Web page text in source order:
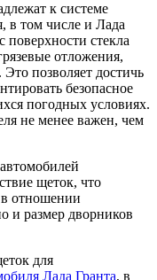
к системе
в том числе и Лада
поверхности стекла
отложения,
позволяет достичь
безопасное
погодных условиях.
не менее важен, чем
щеток, что
в отношении
и размер дворников
для
Лада Гранта, в